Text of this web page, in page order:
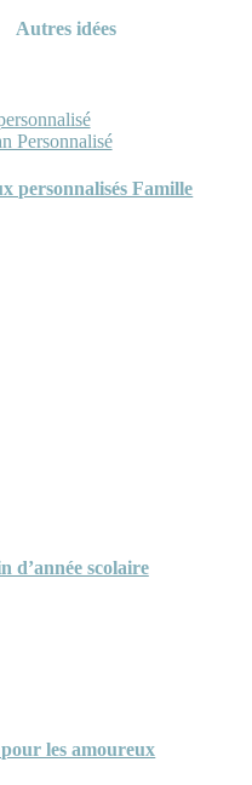
Autres idées
Personnalisé
personnalisés Famille
d’année scolaire
les amoureux